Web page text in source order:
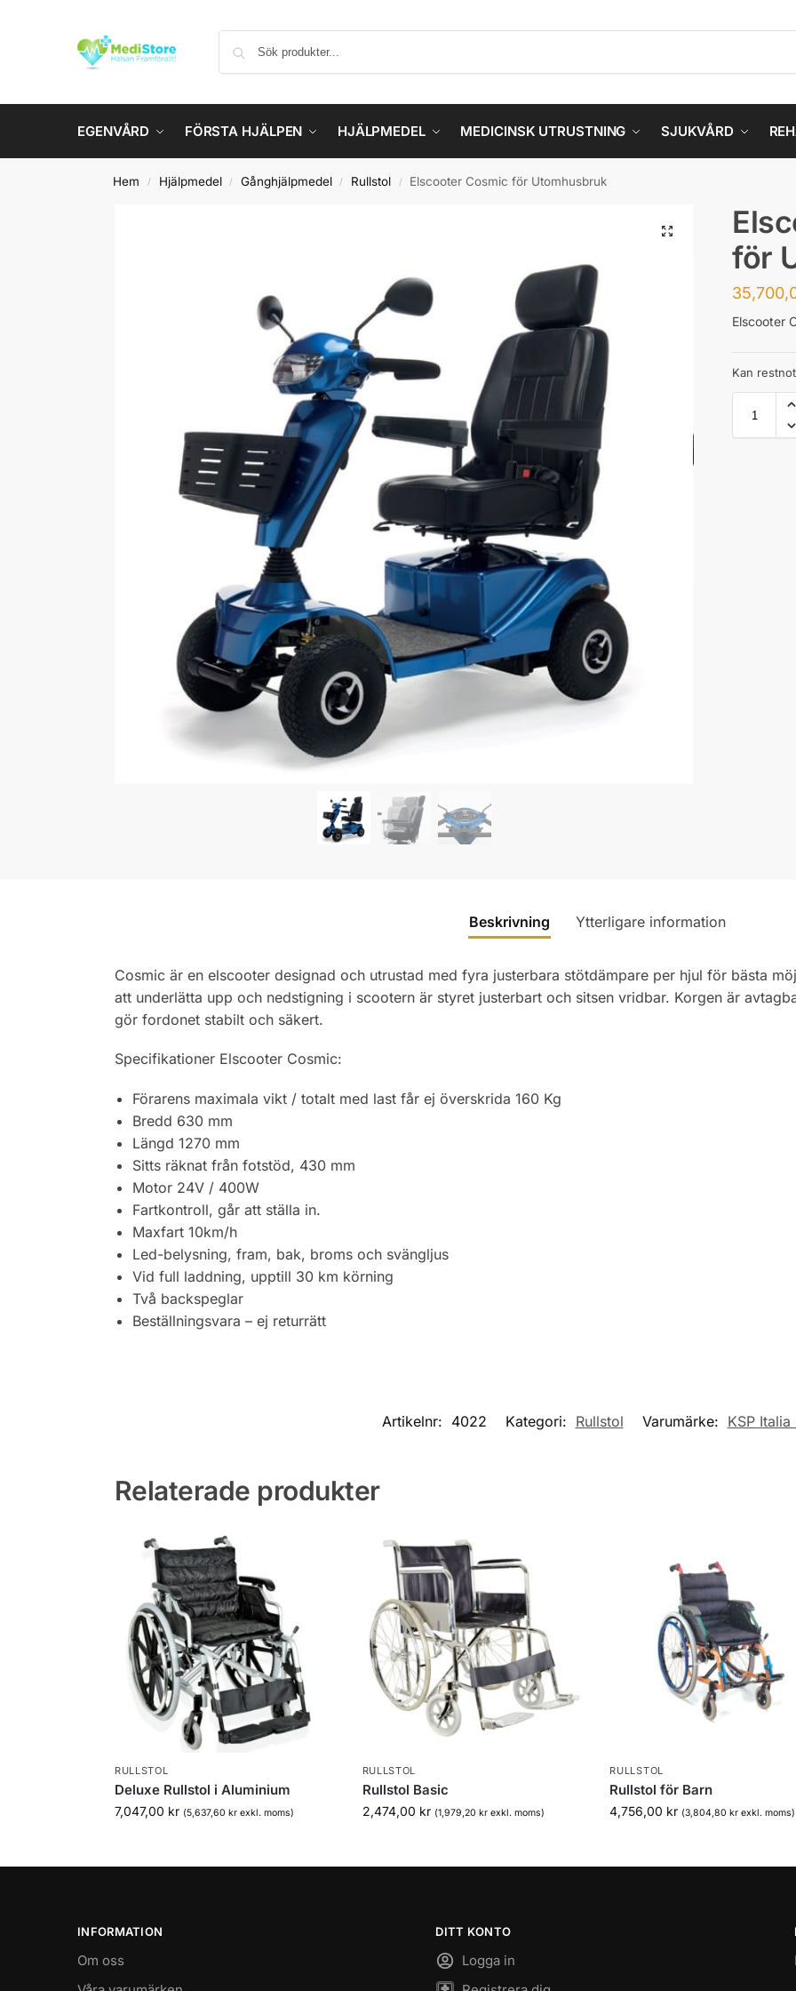
EGENVÅRD FÖRSTA HJÄLPEN HJÄLPMEDEL MEDICINSK UTRUSTNING SJUKVÅRD
Hem / Hjälpmedel / Gånghjälpmedel / Rullstol / Elscooter Cosmic för Utomhusbruk
för
Elscooter
Kan
Beskrivning Ytterligare information
Cosmic är en elscooter designad och utrustad med fyra justerbara stötdämpare per hjul för bästa
att underlätta upp och nedstigning i scootern är styret justerbart och sitsen vridbar. Korgen är
gör fordonet stabilt och säkert.
Specifikationer Elscooter Cosmic:
Förarens maximala vikt / totalt med last får ej överskrida 160 Kg
Bredd 630 mm
Längd 1270 mm
Sitts räknat från fotstöd, 430 mm
Motor 24V / 400W
Fartkontroll, går att ställa in.
Maxfart 10km/h
Led-belysning, fram, bak, broms och svängljus
Vid full laddning, upptill 30 km körning
Två backspeglar
Beställningsvara – ej returrätt
Artikelnr: 4022 Kategori: Rullstol Varumärke: KSP Italia
Relaterade produkter
RULLSTOL
Deluxe Rullstol i Aluminium
7,047,00 kr (5,637,60 krexkl. moms)
RULLSTOL
Rullstol Basic
2,474,00 kr (1,979,20 krexkl. moms)
RULLSTOL
Rullstol för Barn
4,756,00 kr (3,804,80kr exkl. moms)
INFORMATION
Om oss
DITT KONTO
Logga in